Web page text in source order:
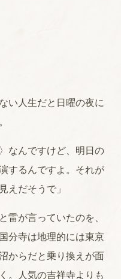
い人生だと日曜の夜に
なんですけど、明日の
するんですよ。それが
えだそうで」
が言っていたのを、
分寺は地理的には東京
からだと乗り換えが面
。人気の吉祥寺よりも